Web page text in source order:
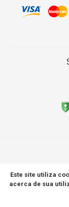
Este site utiliza
acerca de sua